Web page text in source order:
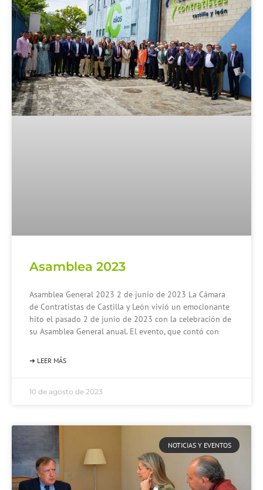
Asamblea 2023
Asamblea General 2023 2 de junio de 2023 La Cámara
de Contratistas de Castilla y León vivió un emocionante
hito el pasado 2 de junio de 2023 con la celebración de
su Asamblea General anual. El evento, que contó con
➜ LEER MÁS
10 de agosto de 2023
NOTICIAS Y EVENTOS